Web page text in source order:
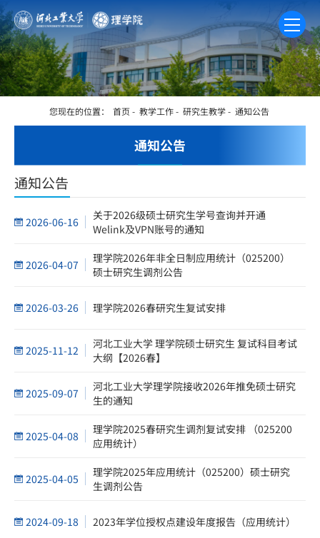
通知公告
您现在的位置： 首页 - 教学工作- 研究生教学- 通知公告
通知公告
2026-06-16
关于2026级硕士研究生学号查询并开通
Welink及VPN账号的通知
2026-04-07
理学院2026年非全日制应用统计（025200）
硕士研究生调剂公告
2026-03-26 理学院2026春研究生复试安排
2025-11-12
河北工业大学 理学院硕士研究生 复试科目考试
大纲【2026春】
2025-09-07
河北工业大学理学院接收2026年推免硕士研究
生的通知
2025-04-08
理学院2025春研究生调剂复试安排 （025200
应用统计）
2025-04-05
理学院2025年应用统计（025200）硕士研究
生调剂公告
2024-09-18 2023年学位授权点建设年度报告（应用统计）